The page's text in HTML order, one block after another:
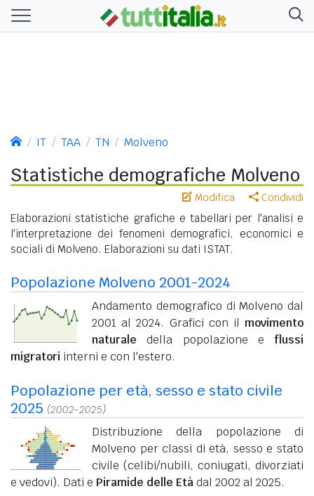
IT TAA TN Molveno
Statistiche demografiche Molveno
Modifica Condividi
Elaborazioni statistiche grafiche e tabellari per l'analisi e
l'interpretazione dei fenomeni demografici, economici e
sociali di Molveno. Elaborazioni su dati ISTAT.
Popolazione Molveno 2001-2024
Andamento demografico di Molveno dal
2001 al 2024. Grafici con il movimento
naturale della popolazione e flussi
migratori interni e con l'estero.
Popolazione per età, sesso e stato civile
2025 (2002-2025)
Distribuzione della popolazione di
Molveno per classi di età, sesso e stato
civile (celibi/nubili, coniugati, divorziati
e vedovi). Dati e Piramide delle Etàdal 2002 al 2025.